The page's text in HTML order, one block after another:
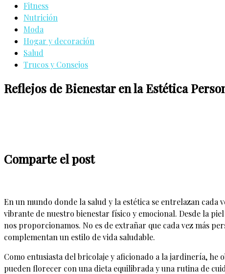
Fitness
Nutrición
Moda
Hogar y decoración
Salud
Trucos y Consejos
Reflejos de Bienestar en la Estética
Comparte el post
En un mundo donde la salud y la estética se entrelazan
vibrante de nuestro bienestar físico y emocional. Desde la
nos proporcionamos. No es de extrañar que cada vez más
complementan un estilo de vida saludable.
Como entusiasta del bricolaje y aficionado a la jardinería, he
pueden florecer con una dieta equilibrada y una rutina de